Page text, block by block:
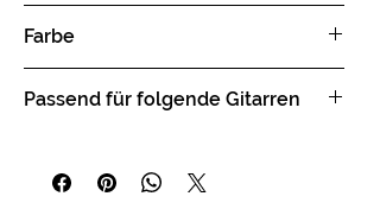
Neck: Premium Humbucker mit
verstellbaren Polepiece
1 x Tone Drehknopf
1 x 3-Wege Tonabnehmer
Wahlschalter
Farbe
Jedes Modul wird von Hand geaged
Modul ein Einzelstück.
Passend für folgende Gitarren
MagTone Custom-T